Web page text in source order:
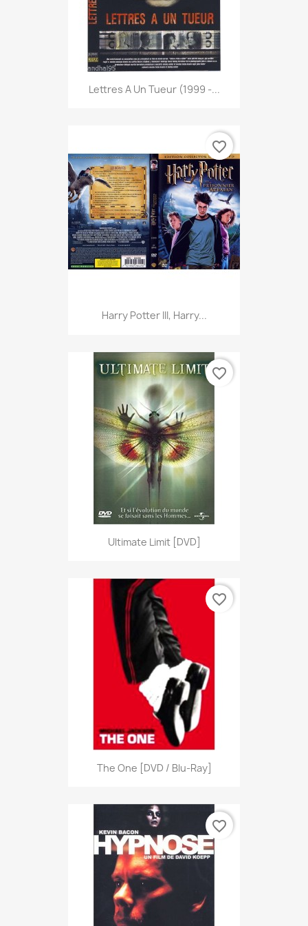
Lettres A Un Tueur (1999 -...
Harry Potter III, Harry...
favorite_border
Ultimate Limit [DVD]
favorite_border
The One [DVD / Blu-Ray]
favorite_border
favorite_border